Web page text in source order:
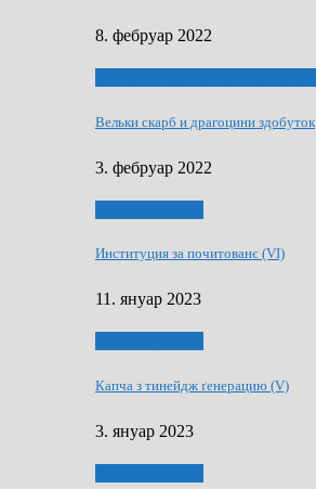
8. фебруар 2022
Вельки скарб и драгоцини здобуток
3. фебруар 2022
Институция за почитованє (VI)
11. януар 2023
Капча з тинейдж ґенерацию (V)
3. януар 2023